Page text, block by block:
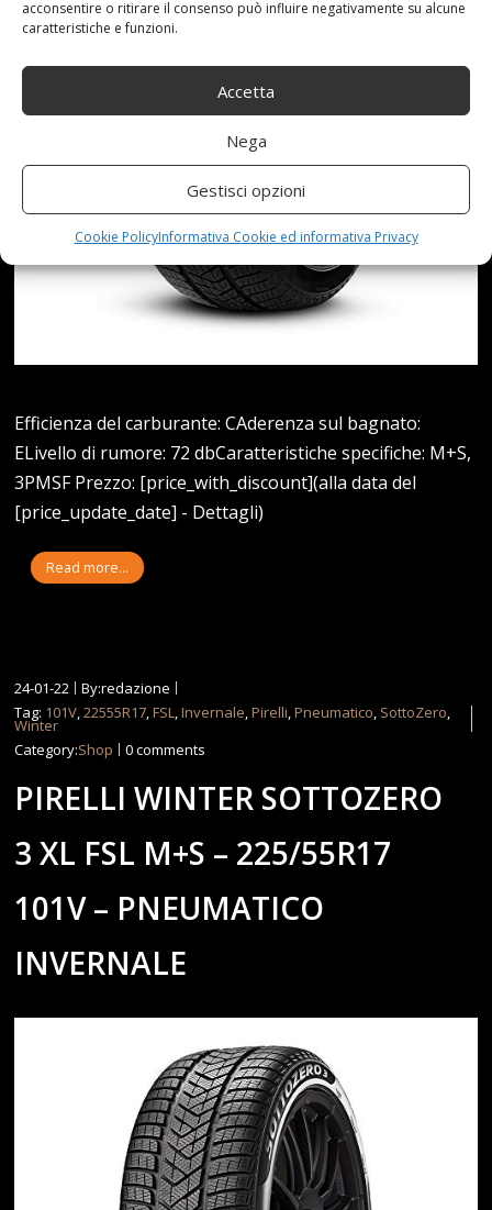
acconsentire o ritirare il consenso può influire negativamente su alcune
caratteristiche e funzioni.
Accetta
Nega
Gestisci opzioni
Cookie PolicyInformativa Cookie ed informativa Privacy
Efficienza del carburante: CAderenza sul bagnato:
ELivello di rumore: 72 dbCaratteristiche specifiche: M+S,
3PMSF Prezzo: [price_with_discount](alla data del
[price_update_date] - Dettagli)
Read more...
24-01-22
By:redazione
Tag: 101V,22555R17,FSL,Invernale,Pirelli,Pneumatico, SottoZero,
Winter
Category:Shop 0 comments
PIRELLI WINTER SOTTOZERO
3 XL FSL M+S – 225/55R17
101V – PNEUMATICO
INVERNALE